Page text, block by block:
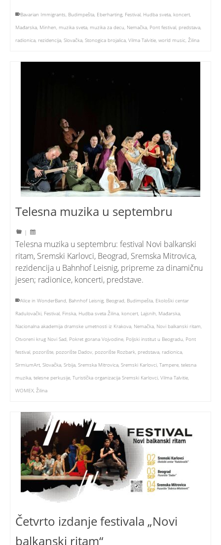
Bavarian Immigrants, Budimpešta, Eberharting, Festival, Hudba sveta, koncert,
Mađarska, Minhen, muzika sveta, muzika za decu, Nemačka, Pont festival, predstava,
radionica, rezidencija, Slovačka, Stonogica brojalica, Vilma Talvitie, world music, Žilina
Telesna muzika u septembru
|
Telesna muzika u septembru: festival Novi balkanski
ritam, Sremski Karlovci, Beograd, Sremska Mitrovica,
rezidencija u Bahnhof Leisnig, pripreme za dinamičnu
jesen; radionice, koncerti, predstave.
Alice in WonderBand, Bahnhof Leisnig, Beograd, Budimpešta, Ekološki centar
Radulovački, Festival, Finska, Hudba sveta Žilina, koncert, Lajsnih, Mađarska,
Nacionalna akademija dramske umetnosti iz Krakova, Nemačka, Novi balkanski ritam,
Otvoreni krug Novi Sad, Pokret gorana Vojvodine, Poljski institut u Beogradu, Pont
festival, pozorište, pozorište Dadov, pozorište Rozbark, predstava, radionica,
SirmiumArt, Slovačka, Srbija, Sremska Mitrovica, Sremski Karlovci, Tampere, telesna
muzika, telesne perkusije, Turistička organizacija Sremski Karlovci, Vilma Talvitie,
WOMEX, Žilina
Četvrto izdanje festivala „Novi
balkanski ritam“